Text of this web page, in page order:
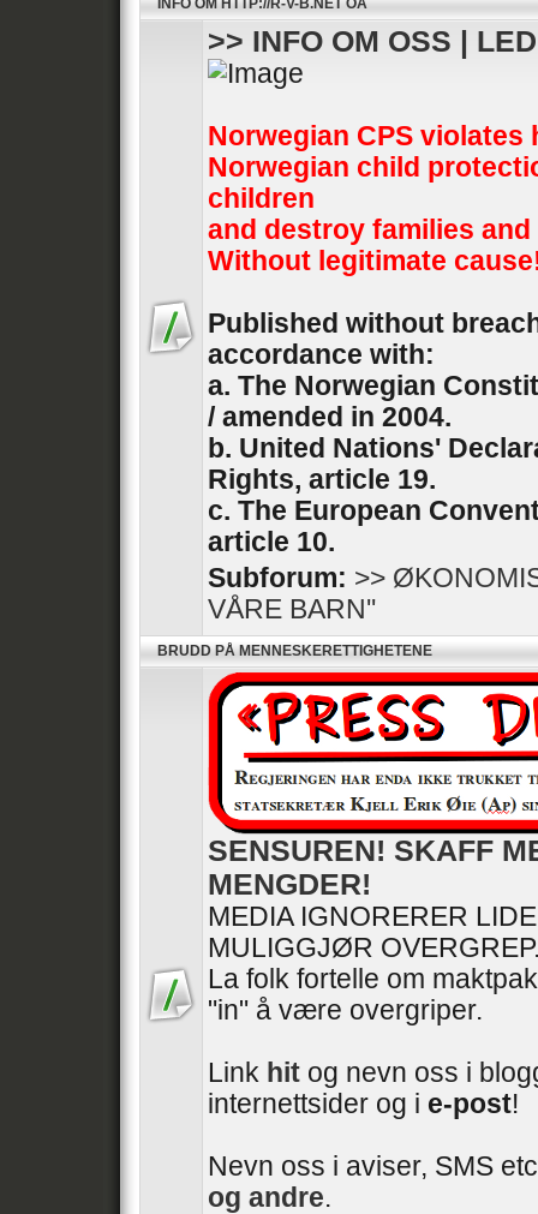
INFO OM HTTP://R-V-B.NET OA
>> INFO OM OSS |
Norwegian CPS violates
Norwegian child
children
and destroy families
Without legitimate
Published without
accordance with:
a. The Norwegian
/ amended in 2004.
b. United Nations'
Rights, article 19.
c. The European
article 10.
Subforum: >>
VÅRE BARN''
BRUDD PÅ MENNESKERETTIGHETENE
SENSUREN! SKAFF
MENGDER!
MEDIA IGNORERER
MULIGGJØR
La folk fortelle om
"in" å være overgriper.
Link hit og nevn oss i
internettsider og i e-post!
Nevn oss i aviser, SMS
og andre.